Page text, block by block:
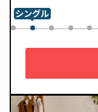
0 1
シングル
2 3 4